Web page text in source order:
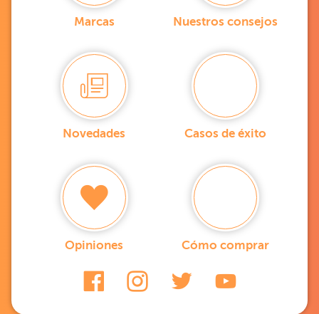
Marcas Nuestros consejos
Novedades Casos de éxito
Opiniones Cómo comprar